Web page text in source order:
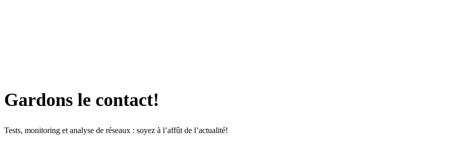
Gardons le contact!
Tests, monitoring et analyse de réseaux : soyez à l’affût de l’actualité!